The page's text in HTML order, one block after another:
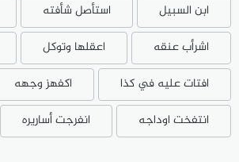
ابن السبيل استأصل شأفته
اشرأب عنقه
اعقلها وتوكل
افتات عليه في كذا
اكفهز وجهه
انتفخت اوداجه
انفرجت أساريره